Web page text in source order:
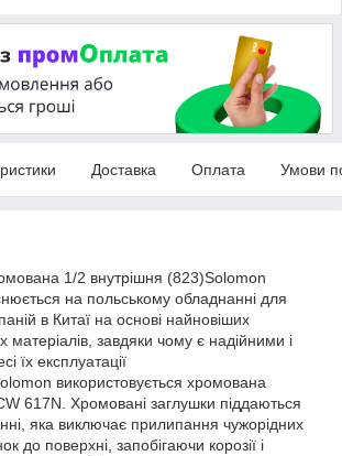
Доставка Оплата Умови
1/2 внутрішня (823)Solomon
на польському обладнанні для
в Китаї на основі найновіших
матеріалів, завдяки чому є надійними і
їх експлуатації
використовується хромована
617N. Хромовані заглушки піддаються
яка виключає прилипання чужорідних
до поверхні, запобігаючи корозії і